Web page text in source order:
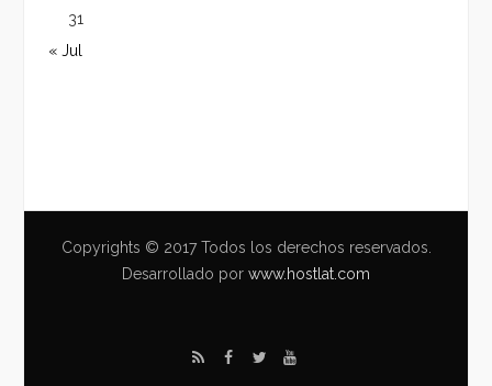
31
« Jul
Copyrights © 2017 Todos los derechos reservados.
Desarrollado por www.hostlat.com
R
F
T
Y